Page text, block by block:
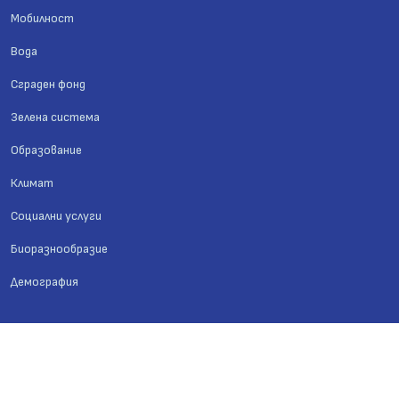
Мобилност
Вода
Сграден фонд
Зелена система
Образование
Климат
Социални услуги
Биоразнообразие
Демография